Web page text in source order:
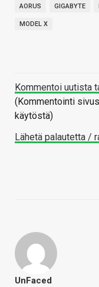
AORUS GIGABYTE
MODEL X
Kommentoi uutista
(Kommentointi
käytöstä)
Lähetä palautetta /
UnFaced